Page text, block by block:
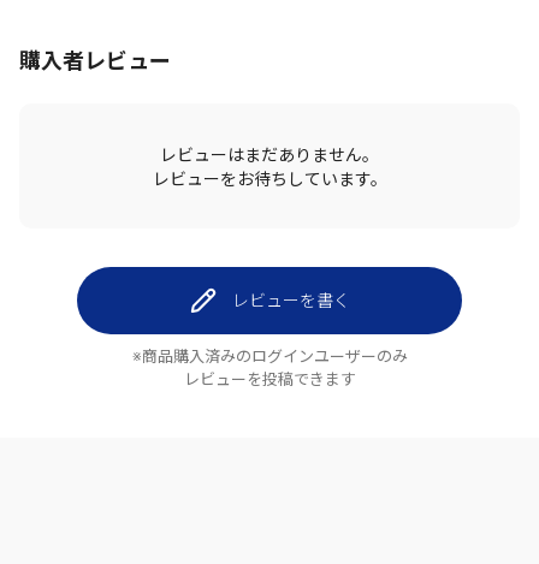
購入者レビュー
レビューはまだありません。
レビューをお待ちしています。
レビューを書く
※商品購入済みのログインユーザーのみ
レビューを投稿できます